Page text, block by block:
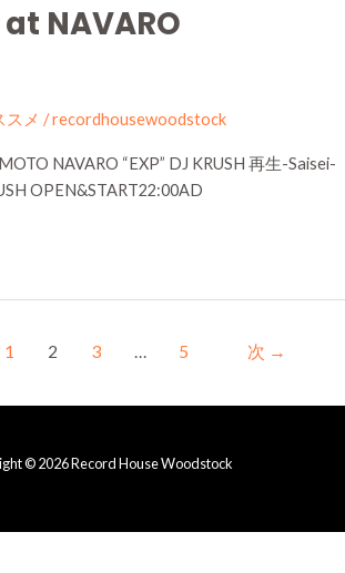
at NAVARO
スメ /recordhousewoodstock
NAVARO “EXP” DJ KRUSH 再生-Saisei-
OPEN&START22:00AD
1 2 3 5 次 →
© 2026 Record House Woodstock